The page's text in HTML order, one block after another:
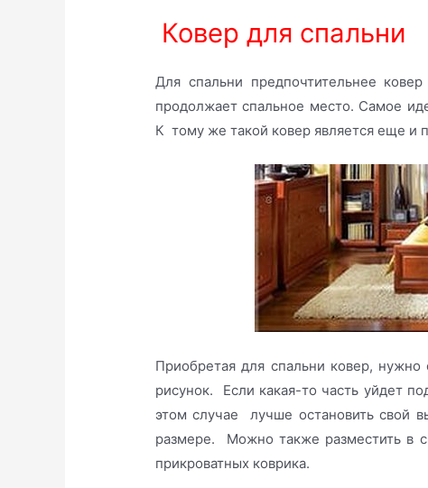
Ковер для спальни
Для спальни предпочтительнее
продолжает спальное место. Самое
К тому же такой ковер является еще и
Приобретая для спальни ковер,
рисунок. Если какая-то часть уйдет
этом случае лучше остановить свой
размере. Можно также разместить в
прикроватных коврика.